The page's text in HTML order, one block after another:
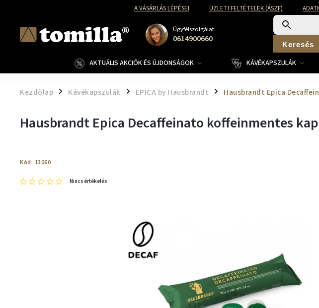
A VÁSÁRLÁS LÉPÉSEI ÜZLETI FELTÉTELEK (ÁSZF)
Ügyfélszolgálat:
0614900660 Keresés
AKTUÁLIS AKCIÓK ÉS ÚJDONSÁGOK KÁVÉKAPSZULÁK
Kezdőlap / Kávékapszulák / EPICA by Hausbrandt / Hausbrandt Epica
Hausbrandt Epica Decaffeinato koffeinmentes
Kód: 13060
Nincs értékelés